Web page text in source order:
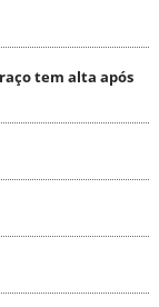
tem alta após